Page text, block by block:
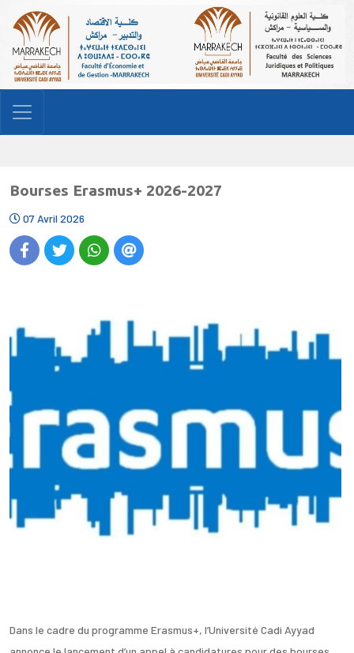
Bourses Erasmus+ 2026-2027
07 Avril 2026
Dans le cadre du programme Erasmus+, l’Université Cadi Ayyad